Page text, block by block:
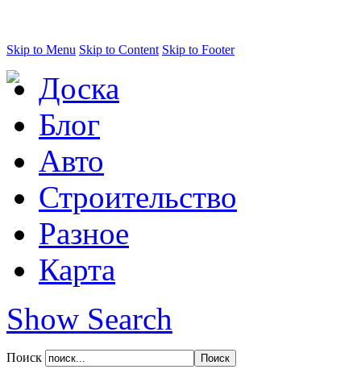
Skip to Menu Skip to Content Skip to Footer
Доска
Блог
Авто
Строительство
Разное
Карта
Show Search
Поиск